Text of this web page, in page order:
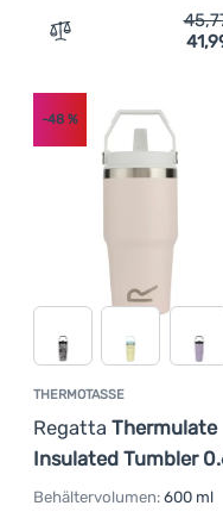
Zum Vergleich
THERMOTASSE
Regatta Thermulate
Insulated Tumbler
-48 %
Behältervolumen: 600 ml